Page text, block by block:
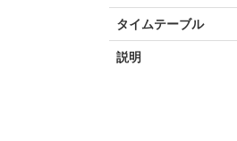
タイムテーブル
説明